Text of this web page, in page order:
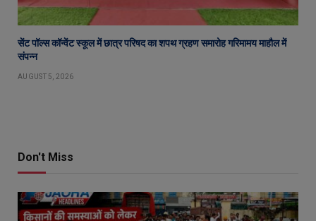
सेंट पॉल्स कॉन्वेंट स्कूल में छात्र परिषद का शपथ ग्रहण समारोह गरिमामय माहौल में
संपन्न
AUGUST 5, 2026
Don't Miss